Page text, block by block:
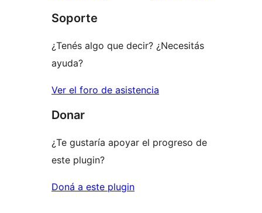
estrellas
Soporte
¿Tenés algo que decir? ¿Necesitás
ayuda?
Ver el foro de asistencia
Donar
¿Te gustaría apoyar el progreso de
este plugin?
Doná a este plugin